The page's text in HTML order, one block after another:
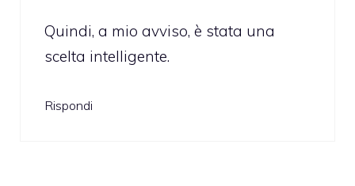
Quindi, a mio avviso, è stata una
scelta intelligente.
Rispondi